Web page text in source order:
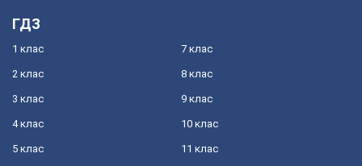
ГДЗ
1 клас
2 клас
3 клас
4 клас
5 клас
7 клас
8 клас
9 клас
10 клас
11 клас